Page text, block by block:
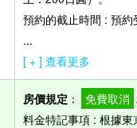
預約的截止時間 : 預
...
[ + ] 查看更多
房價規定 ： 免費取消
料金特記事項 : 根據